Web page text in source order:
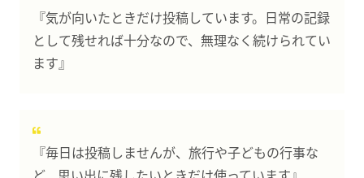
『気が向いたときだけ投稿しています。日常の記録
として残せれば十分なので、無理なく続けられてい
ます』
『毎日は投稿しませんが、旅行や子どもの行事な